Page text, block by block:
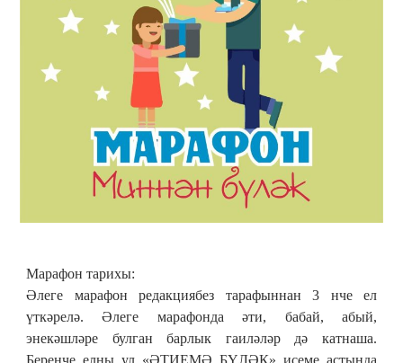
Марафон тарихы:
Әлеге марафон редакциябез тарафыннан 3 нче ел
үткәрелә. Әлеге марафонда әти, бабай, абый,
энекәшләре булган барлык гаиләләр дә катнаша.